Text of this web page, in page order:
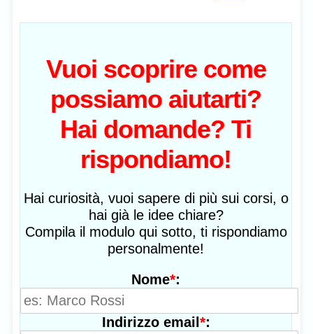
Vuoi scoprire come
possiamo aiutarti?
Hai domande? Ti
rispondiamo!
Hai curiosità, vuoi sapere di più sui corsi, o
hai già le idee chiare?
Compila il modulo qui sotto, ti rispondiamo
personalmente!
Nome*:
Indirizzo email*: